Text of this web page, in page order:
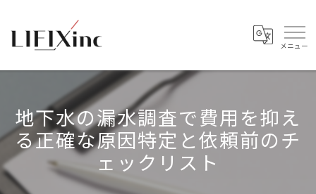
地下水の漏水調査で費用を抑え
る正確な原因特定と依頼前のチ
ェックリスト